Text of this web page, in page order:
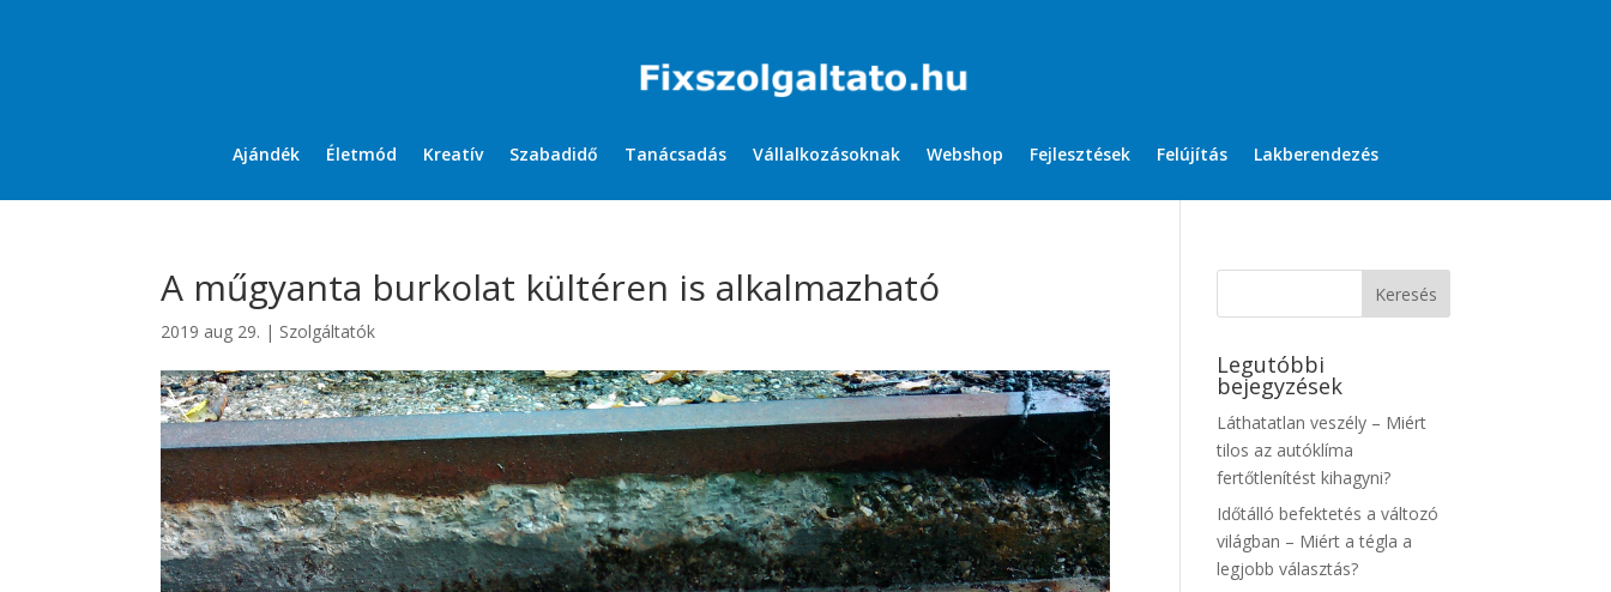
Ajándék Életmód Kreatív Szabadidő Tanácsadás Vállalkozásoknak Webshop Fejlesztések Felújítás Lakberendezés
A műgyanta burkolat kültéren is alkalmazható
2019 aug 29. | Szolgáltatók
Legutóbbi
bejegyzések
Láthatatlan veszély – Miért
tilos az autóklíma
fertőtlenítést kihagyni?
Időtálló befektetés a változó
világban – Miért a tégla a
legjobb választás?